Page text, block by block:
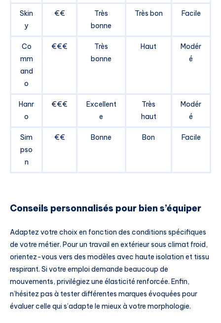
Skin
y
€€
Très
bonne
Très bon Facile
Co
mm
and
o
€€€
Très
bonne
Haut
Modér
é
Hanr
o
€€€
Excellent
e
Très
haut
Modér
é
Sim
pso
n
€€ Bonne Bon Facile
Conseils personnalisés pour bien s’équiper
Adaptez votre choix en fonction des conditions spécifiques
de votre métier. Pour un travail en extérieur sous climat froid,
orientez-vous vers des modèles avec haute isolation et tissu
respirant. Si votre emploi demande beaucoup de
mouvements, privilégiez une élasticité renforcée. Enfin,
n’hésitez pas à tester différentes marques évoquées pour
évaluer celle qui s’adapte le mieux à votre morphologie.